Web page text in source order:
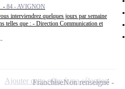
- 84 - AVIGNON
interviendrez quelques jours par semaine
telles que : - Direction Communication et
FranchiseNon renseigné
Ajouter cette offre à ma sélection